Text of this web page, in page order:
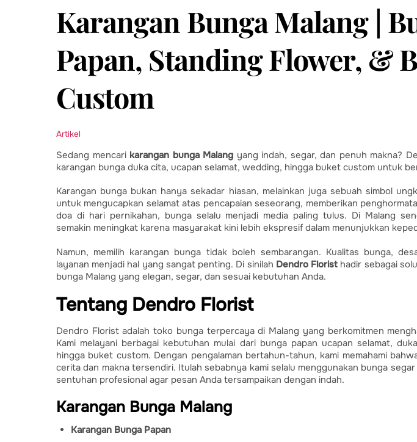
Karangan Bunga Malang |
Papan, Standing Flower, &
Custom
Artikel
Sedang mencari karangan bunga Malang yang indah, segar, dan penuh makna?
karangan bunga duka cita, ucapan selamat, wedding, hingga buket custom untuk
Karangan bunga bukan hanya sekadar hiasan, melainkan juga sebuah simbol
untuk mengucapkan selamat atas pencapaian seseorang, memberikan
doa di hari pernikahan, bunga selalu menjadi media paling tulus. Di Malang
semakin meningkat karena masyarakat kini lebih ekspresif dalam menunjukkan
Namun, memilih karangan bunga tidak boleh sembarangan. Kualitas bunga,
layanan menjadi hal yang sangat penting. Di sinilah Dendro Florist hadir sebagai
bunga Malang yang elegan, segar, dan sesuai kebutuhan Anda.
Tentang Dendro Florist
Dendro Florist adalah toko bunga terpercaya di Malang yang berkomitmen
Kami melayani berbagai kebutuhan mulai dari bunga papan ucapan selamat,
hingga buket custom. Dengan pengalaman bertahun-tahun, kami memahami
cerita dan makna tersendiri. Itulah sebabnya kami selalu menggunakan bunga
sentuhan profesional agar pesan Anda tersampaikan dengan indah.
Karangan Bunga Malang
Karangan Bunga Papan